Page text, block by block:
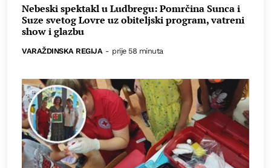
Nebeski spektakl u Ludbregu: Pomrčina Sunca i
Suze svetog Lovre uz obiteljski program, vatreni
show i glazbu
VARAŽDINSKA REGIJA - prije 58 minuta